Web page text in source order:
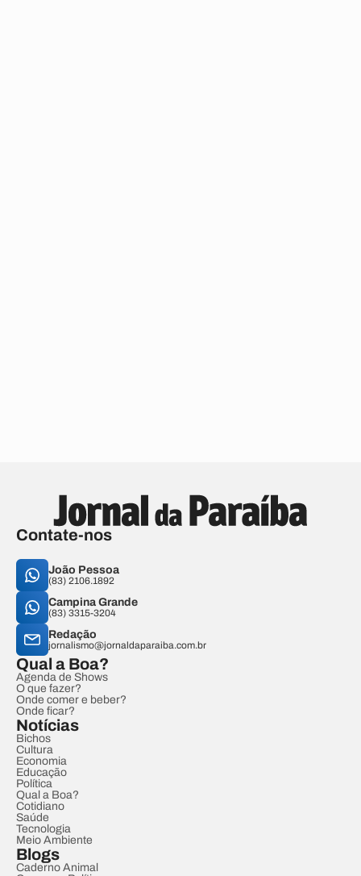
Contate-nos
João Pessoa
(83) 2106.1892
Campina Grande
(83) 3315-3204
Redação
jornalismo@jornaldaparaiba.com.br
Qual a Boa?
Agenda de Shows
O que fazer?
Onde comer e beber?
Onde ficar?
Notícias
Bichos
Cultura
Economia
Educação
Política
Qual a Boa?
Cotidiano
Saúde
Tecnologia
Meio Ambiente
Blogs
Caderno Animal